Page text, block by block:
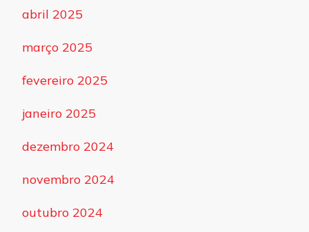
abril 2025
março 2025
fevereiro 2025
janeiro 2025
dezembro 2024
novembro 2024
outubro 2024